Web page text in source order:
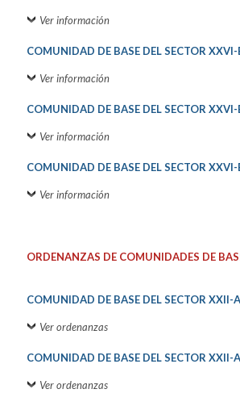
Ver información
COMUNIDAD DE BASE DEL SECTOR XXVI-
Ver información
COMUNIDAD DE BASE DEL SECTOR XXVI-
Ver información
COMUNIDAD DE BASE DEL SECTOR XXVI-
Ver información
ORDENANZAS DE COMUNIDADES DE
COMUNIDAD DE BASE DEL SECTOR XXII-
Ver ordenanzas
COMUNIDAD DE BASE DEL SECTOR XXII-
Ver ordenanzas